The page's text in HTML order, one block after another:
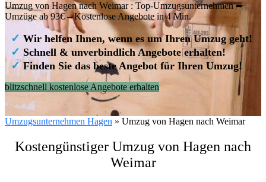
Umzug von Hagen nach Weimar : Top-Umzugsunternehmen ➨
Umzüge ab 93€ – Kostenlose Angebote in 4 Min.
✓ Wir helfen Ihnen, wenn es um Ihren Umzug geht!
✓ Schnell & unverbindlich Angebote erhalten!
✓ Finden Sie das beste Angebot für Ihren Umzug!
blitzschnell kostenlose Angebote erhalten
Umzugsunternehmen Hagen » Umzug von Hagen nach Weimar
Kostengünstiger Umzug von Hagen nach
Weimar